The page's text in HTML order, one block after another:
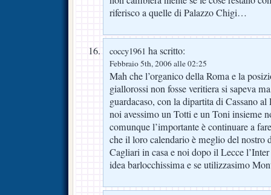
riferisco a quelle di Palazzo Chigi…
coccy1961 ha scritto:
Febbraio 5th, 2006 alle 02:25
Mah che l’organico della Roma e la
giallorossi non fosse veritiera si sapeva
guardacaso, con la dipartita di Cassano
noi avessimo un Totti e un Toni insieme
comunque l’importante è continuare a
che il loro calendario è meglio del nostro
Cagliari in casa e noi dopo il Lecce
idea barlocchissima e se utilizzasimo